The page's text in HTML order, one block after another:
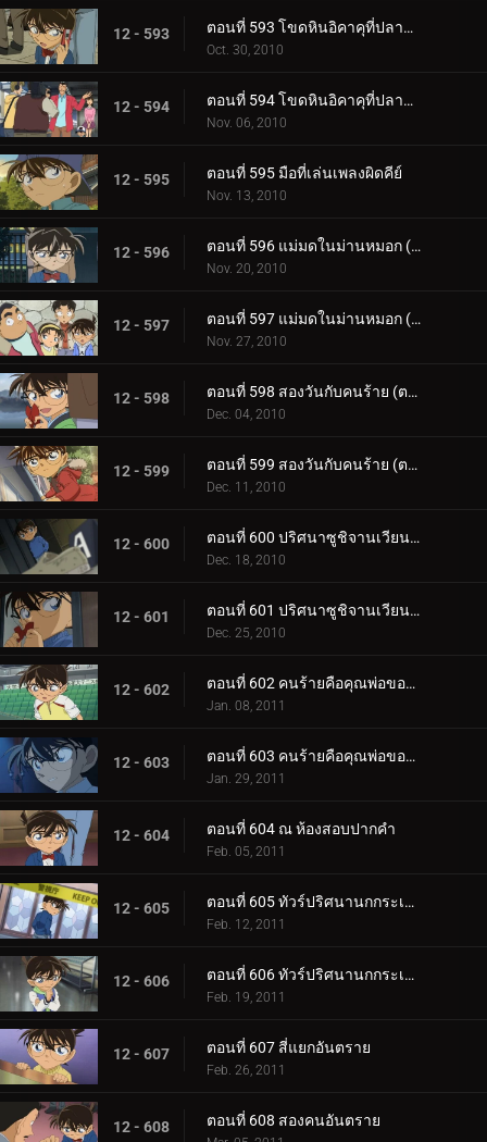
12 - 593 ตอนที่ 593 โขดหินอิคาคุที่ปลาหายไป (ตอน 1)
Oct. 30, 2010
12 - 594 ตอนที่ 594 โขดหินอิคาคุที่ปลาหายไป (ตอน 2)
Nov. 06, 2010
12 - 595 ตอนที่ 595 มือที่เล่นเพลงผิดคีย์
Nov. 13, 2010
12 - 596 ตอนที่ 596 แม่มดในม่านหมอก (ตอน 1)
Nov. 20, 2010
12 - 597 ตอนที่ 597 แม่มดในม่านหมอก (ตอน 2)
Nov. 27, 2010
12 - 598 ตอนที่ 598 สองวันกับคนร้าย (ตอน 1)
Dec. 04, 2010
12 - 599 ตอนที่ 599 สองวันกับคนร้าย (ตอน 2)
Dec. 11, 2010
12 - 600 ตอนที่ 600 ปริศนาซูชิจานเวียน (ตอน 1)
Dec. 18, 2010
12 - 601 ตอนที่ 601 ปริศนาซูชิจานเวียน (ตอน 2)
Dec. 25, 2010
12 - 602 ตอนที่ 602 คนร้ายคือคุณพ่อของเก็นตะ (ตอน 1)
Jan. 08, 2011
12 - 603 ตอนที่ 603 คนร้ายคือคุณพ่อของเก็นตะ (ตอน 2)
Jan. 29, 2011
12 - 604 ตอนที่ 604 ณ ห้องสอบปากคำ
Feb. 05, 2011
12 - 605 ตอนที่ 605 ทัวร์ปริศนานกกระเรียน (ตอน 1)
Feb. 12, 2011
12 - 606 ตอนที่ 606 ทัวร์ปริศนานกกระเรียน (ตอน 2)
Feb. 19, 2011
12 - 607 ตอนที่ 607 สี่แยกอันตราย
Feb. 26, 2011
12 - 608 ตอนที่ 608 สองคนอันตราย